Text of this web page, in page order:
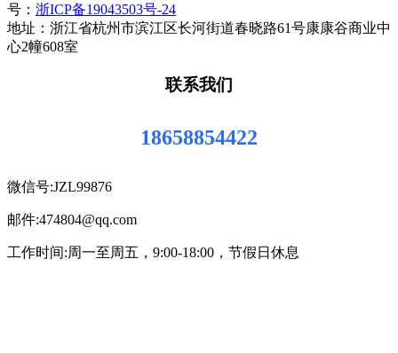
号： 浙ICP备19043503号-24
地址：浙江省杭州市滨江区长河街道春晓路61号康康谷商业中
心2幢608室
联系我们
18658854422
微信号:JZL99876
邮件:474804@qq.com
工作时间:周一至周五，9:00-18:00，节假日休息